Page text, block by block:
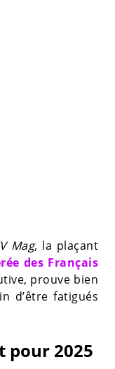
Mag, la plaçant
des Français
prouve bien
d’être fatigués
pour 2025